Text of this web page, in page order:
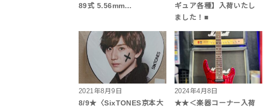
89式 5.56mm…
ギュア各種】入荷いたし
ました！■
2021年8月9日
8/9★〈SixTONES京本大
2024年4月8日
★★＜楽器コーナー入荷